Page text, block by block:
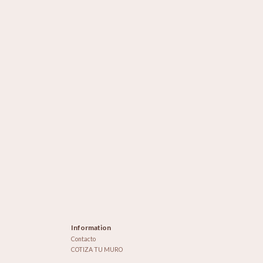
Information
Contacto
COTIZA TU MURO